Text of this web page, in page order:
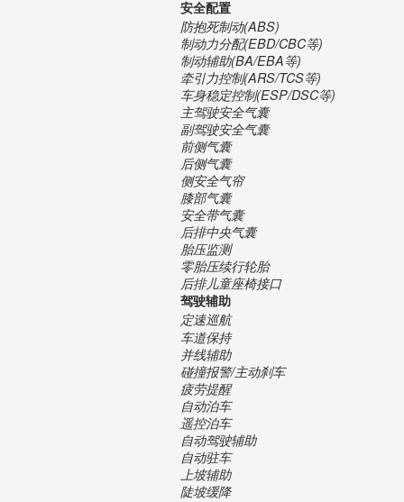
安全配置
防抱死制动(ABS)
制动力分配(EBD/CBC等)
制动辅助(BA/EBA等)
牵引力控制(ARS/TCS等)
车身稳定控制(ESP/DSC等)
主驾驶安全气囊
副驾驶安全气囊
前侧气囊
后侧气囊
侧安全气帘
膝部气囊
安全带气囊
后排中央气囊
胎压监测
零胎压续行轮胎
后排儿童座椅接口
驾驶辅助
定速巡航
车道保持
并线辅助
碰撞报警/主动刹车
疲劳提醒
自动泊车
遥控泊车
自动驾驶辅助
自动驻车
上坡辅助
陡坡缓降